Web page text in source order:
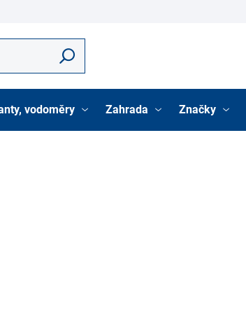
Hledat
vodoměry Zahrada Značky